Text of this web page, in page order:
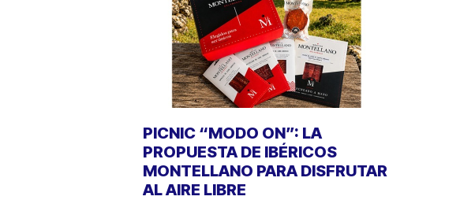
PICNIC “MODO ON”: LA
PROPUESTA DE IBÉRICOS
MONTELLANO PARA DISFRUTAR
AL AIRE LIBRE